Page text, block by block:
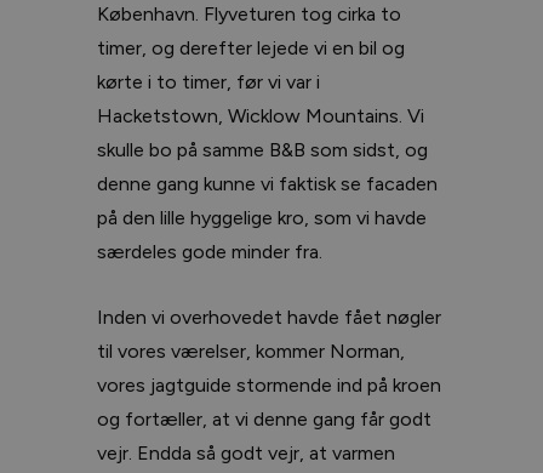
København. Flyveturen tog cirka to
timer, og derefter lejede vi en bil og
kørte i to timer, før vi var i
Hacketstown, Wicklow Mountains. Vi
skulle bo på samme B&B som sidst, og
denne gang kunne vi faktisk se facaden
på den lille hyggelige kro, som vi havde
særdeles gode minder fra.
Inden vi overhovedet havde fået nøgler
til vores værelser, kommer Norman,
vores jagtguide stormende ind på kroen
og fortæller, at vi denne gang får godt
vejr. Endda så godt vejr, at varmen